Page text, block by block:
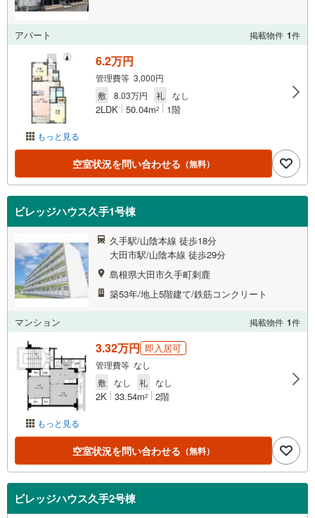
アパート 掲載物件 1件
もっと見る
6.2万円
管理費等 3,000円
敷
8.03万円 礼 なし
2LDK 50.04m2 1階
空室状況を問い合わせる （無料）
ビレッジハウス久手1号棟
久手駅/山陰本線 徒歩18分
大田市駅/山陰本線 徒歩29分
島根県大田市久手町刺鹿
築53年/地上5階建て/鉄筋コンクリート
マンション 掲載物件 1件
もっと見る
3.32万円 即入居可
管理費等 なし
敷
なし 礼 なし
2K 33.54m2 2階
空室状況を問い合わせる （無料）
ビレッジハウス久手2号棟